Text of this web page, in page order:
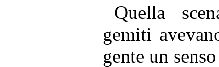
Quella
gemiti
gente un